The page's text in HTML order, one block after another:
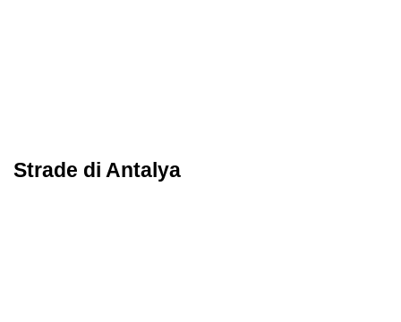
Strade di Antalya